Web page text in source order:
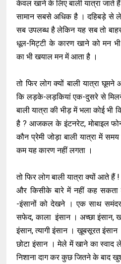
केवल खाने के लिए बाली यात्रा जाते
सामान सबसे अधिक है । दहिबड़े से
सब उपलब्ध है लेकिन यह सब तो बाहर
धूल-मिट्टी के कारण खाने को मन
का भी खयाल मन में आता है ।
तो फिर लोग क्यों बाली यात्रा
कि लड़के-लड़कियां एक-दुसरे से
बाली यात्रा की भीड़ में भला कोई
है ? आजकल के इंटनरेट, मोबाइल
कौन प्रेमी जोड़ा बाली यात्रा में
कम यह कारण नहीं लगता ।
तो फिर लोग बाली यात्रा क्यों आते हैं !
और किसीके बारे में नहीं कह सकता
-इंसानों को देखने । एक साथ
सफेद, काला इंसान । अच्छा इंसान,
इंसान, त्यागी इंसान । ख़ूबसूरत
छोटा इंसान । मेले में खाने का स्वाद
निशाना दाग कर कुछ जितने के बाद